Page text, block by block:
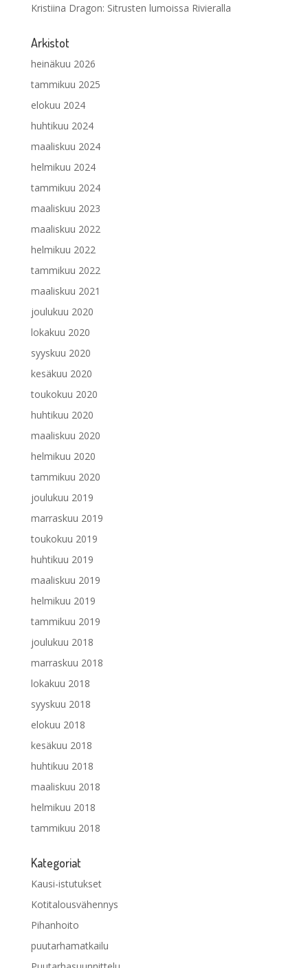
Kristiina Dragon: Sitrusten lumoissa Rivieralla
Arkistot
heinäkuu 2026
tammikuu 2025
elokuu 2024
huhtikuu 2024
maaliskuu 2024
helmikuu 2024
tammikuu 2024
maaliskuu 2023
maaliskuu 2022
helmikuu 2022
tammikuu 2022
maaliskuu 2021
joulukuu 2020
lokakuu 2020
syyskuu 2020
kesäkuu 2020
toukokuu 2020
huhtikuu 2020
maaliskuu 2020
helmikuu 2020
tammikuu 2020
joulukuu 2019
marraskuu 2019
toukokuu 2019
huhtikuu 2019
maaliskuu 2019
helmikuu 2019
tammikuu 2019
joulukuu 2018
marraskuu 2018
lokakuu 2018
syyskuu 2018
elokuu 2018
kesäkuu 2018
huhtikuu 2018
maaliskuu 2018
helmikuu 2018
tammikuu 2018
Kategoriat
Kausi-istutukset
Kotitalousvähennys
Pihanhoito
puutarhamatkailu